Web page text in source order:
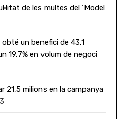
de les multes del ‘Model
un benefici de 43,1
19,7% en volum de negoci
21,5 milions en la campanya